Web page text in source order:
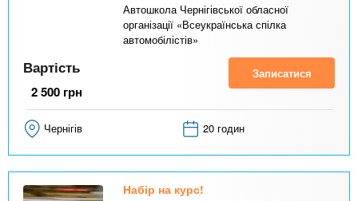
Автошкола Чернігівської обласної
організації «Всеукраїнська спілка
автомобілістів»
Вартість
2 500 грн
Записатися
Чернігів 20 годин
Набір на курс!